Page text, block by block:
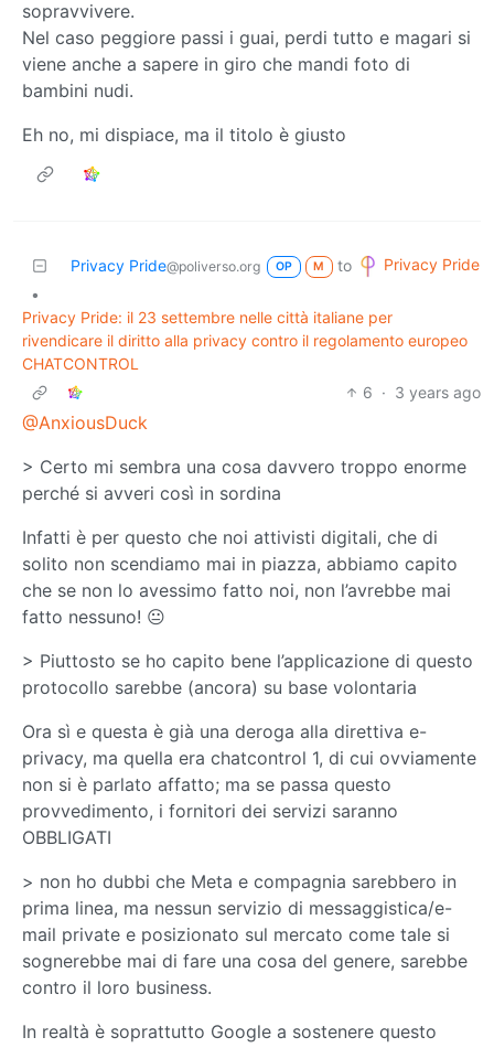
sopravvivere.
Nel caso peggiore passi i guai, perdi tutto e magari si
viene anche a sapere in giro che mandi foto di
bambini nudi.
Eh no, mi dispiace, ma il titolo è giusto
Privacy Pride@poliverso.org OP M to
Privacy Pride
•
Privacy Pride: il 23 settembre nelle città italiane per
rivendicare il diritto alla privacy contro il regolamento europeo
CHATCONTROL
6 · 3 years ago
@AnxiousDuck
> Certo mi sembra una cosa davvero troppo enorme
perché si avveri così in sordina
Infatti è per questo che noi attivisti digitali, che di
solito non scendiamo mai in piazza, abbiamo capito
che se non lo avessimo fatto noi, non l’avrebbe mai
fatto nessuno! 😐
> Piuttosto se ho capito bene l’applicazione di questo
protocollo sarebbe (ancora) su base volontaria
Ora sì e questa è già una deroga alla direttiva e-
privacy, ma quella era chatcontrol 1, di cui ovviamente
non si è parlato affatto; ma se passa questo
provvedimento, i fornitori dei servizi saranno
OBBLIGATI
> non ho dubbi che Meta e compagnia sarebbero in
prima linea, ma nessun servizio di messaggistica/e-
mail private e posizionato sul mercato come tale si
sognerebbe mai di fare una cosa del genere, sarebbe
contro il loro business.
In realtà è soprattutto Google a sostenere questo